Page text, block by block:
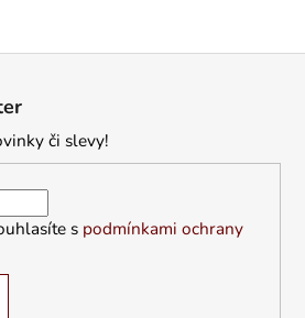
či slevy!
s podmínkami ochrany